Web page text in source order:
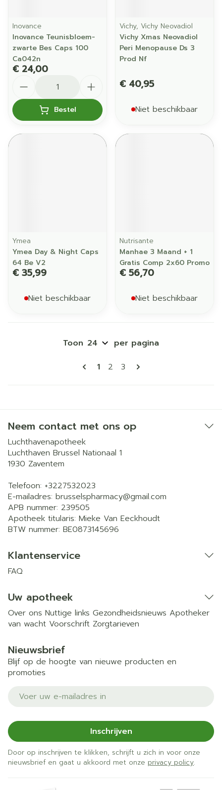
Inovance
Inovance Teunisbloem-
zwarte Bes Caps 100
Ca042n
€ 24,00
Bestel
Vichy, Vichy Neovadiol
Vichy Xmas Neovadiol
Peri Menopause Ds 3
Prod Nf
€ 40,95
Niet beschikbaar
Ymea
Ymea Day & Night Caps
64 Be V2
€ 35,99
Niet beschikbaar
Nutrisante
Manhae 3 Maand + 1
Gratis Comp 2x60 Promo
€ 56,70
Niet beschikbaar
Pagina's
U lees momenteel pagina
1 Pagina
2 Pagina
3
Toon per pagina
Neem contact met ons op
Luchthavenapotheek
Luchthaven Brussel Nationaal 1
1930 Zaventem
Telefoon: +3227532023
E-mailadres: brusselspharmacy@gmail.com
APB nummer: 239505
Apotheek titularis: Mieke Van Eeckhoudt
BTW nummer: BE0873145696
Klantenservice
FAQ
Uw apotheek
Over ons Nuttige links Gezondheidsnieuws Apotheker
van wacht Voorschrift Zorgtarieven
Nieuwsbrief
Blijf op de hoogte van nieuwe producten en
promoties
E-mail adres
Inschrijven
Door op inschrijven te klikken, schrijft u zich in voor onze
nieuwsbrief en gaat u akkoord met onze privacy policy.